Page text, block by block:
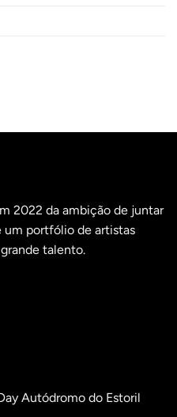
2022 da ambição de juntar
um portfólio de artistas
talento.
Autódromo do Estoril